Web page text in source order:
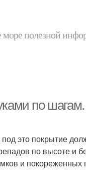
море полезной
по
это покрытие
по высоте и
и покореженных